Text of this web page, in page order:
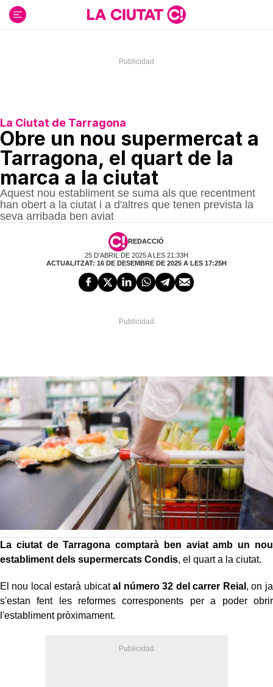
contenido
La Ciutat de Tarragona
Obre un nou supermercat a
Tarragona, el quart de la
marca a la ciutat
Aquest nou establiment se suma als que recentment
han obert a la ciutat i a d'altres que tenen prevista la
seva arribada ben aviat
REDACCIÓ
25 D'ABRIL DE 2025 A LES 21:33H
ACTUALITZAT: 16 DE DESEMBRE DE 2025 A LES 17:25H
La ciutat de Tarragona comptarà ben aviat amb un nou
establiment dels supermercats Condis, el quart a la ciutat.
El nou local estarà ubicatal número 32 del carrer Reial , on ja
s'estan fent les reformes corresponents per a poder obrir
l'establiment pròximament.